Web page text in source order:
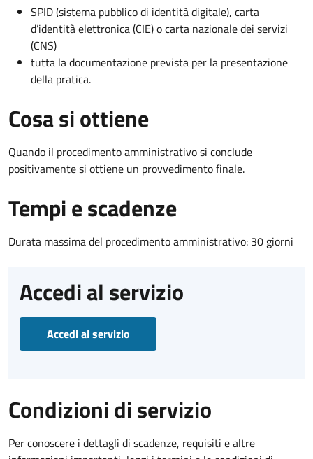
SPID (sistema pubblico di identità digitale), carta
d’identità elettronica (CIE) o carta nazionale dei servizi
(CNS)
tutta la documentazione prevista per la presentazione
della pratica.
Cosa si ottiene
Quando il procedimento amministrativo si conclude
positivamente si ottiene un provvedimento finale.
Tempi e scadenze
Durata massima del procedimento amministrativo: 30 giorni
Accedi al servizio
Accedi al servizio
Condizioni di servizio
Per conoscere i dettagli di scadenze, requisiti e altre